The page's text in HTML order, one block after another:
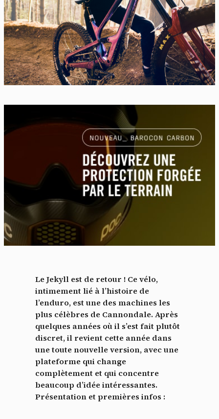
Le Jekyll est de retour ! Ce vélo,
intimement lié à l’histoire de
l’enduro, est une des machines les
plus célèbres de Cannondale. Après
quelques années où il s’est fait plutôt
discret, il revient cette année dans
une toute nouvelle version, avec une
plateforme qui change
complètement et qui concentre
beaucoup d’idée intéressantes.
Présentation et premières infos :